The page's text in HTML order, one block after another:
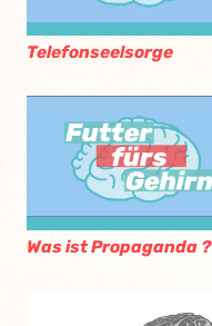
Telefonseelsorge
Was ist Propaganda ?